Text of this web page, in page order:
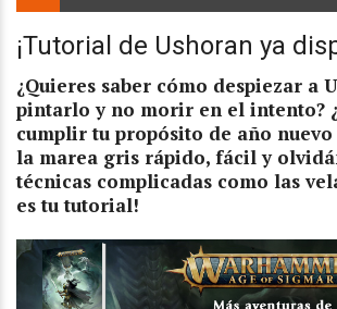
¡Tutorial de Ushoran ya
¿Quieres saber cómo despiezar a
pintarlo y no morir en el intento?
cumplir tu propósito de año nuevo
la marea gris rápido, fácil y
técnicas complicadas como las
es tu tutorial!